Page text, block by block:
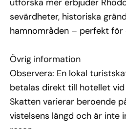
utforska mer erbjuder
sevärdheter, historiska
hamnområden – perfekt för
Övrig information
Observera: En lokal
betalas direkt till hotellet vid
Skatten varierar beroende
vistelsens längd och är inte